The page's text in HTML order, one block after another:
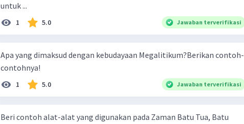
untuk ...
1 5.0 Jawaban terverifikasi
Apa yang dimaksud dengan kebudayaan Megalitikum?Berikan contoh-
contohnya!
1 5.0 Jawaban terverifikasi
Beri contoh alat-alat yang digunakan pada Zaman Batu Tua, Batu